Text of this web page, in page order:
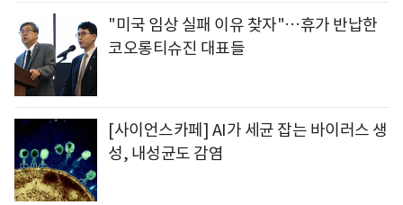
"미국 임상 실패 이유 찾자"…휴가 반납한
코오롱티슈진 대표들
[사이언스카페] AI가 세균 잡는 바이러스 생
성, 내성균도 감염